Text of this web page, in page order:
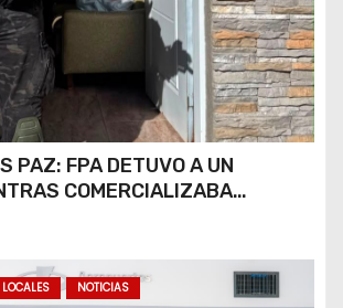
PAZ: FPA DETUVO A UN
COMERCIALIZABA
LOCALES NOTICIAS